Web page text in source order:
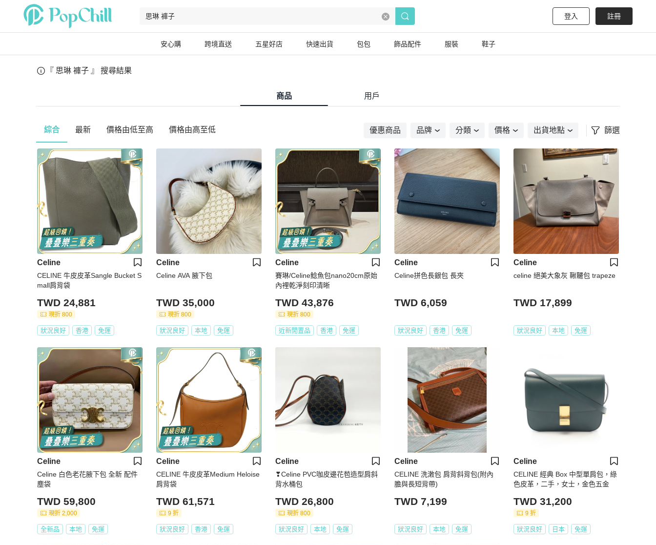
登入 註冊
安心購 跨境直送 五星好店 快速出貨 包包 飾品配件 服裝 鞋子
『 思琳 褲子 』 搜尋結果
商品 用戶
綜合 最新 價格由低至高 價格由高至低 優惠商品 品牌 分類 價格 出貨地點 篩選
Celine
CELINE 牛皮皮革Sangle Bucket S
mall肩背袋
TWD 24,881
現折 800
狀況良好 香港 免運
Celine
Celine AVA 腋下包
TWD 35,000
現折 800
狀況良好 本地 免運
Celine
賽琳/Celine鯰魚包nano20cm原始
內裡乾淨刻印清晰
TWD 43,876
現折 800
近新閒置品 香港 免運
Celine
Celine拼色長銀包 長夾
TWD 6,059
狀況良好 香港 免運
Celine
celine 絕美大象灰 鞦韆包 trapeze
TWD 17,899
狀況良好 本地 免運
Celine
Celine 白色老花腋下包 全新 配件
塵袋
TWD 59,800
現折 2,000
全新品 本地 免運
Celine
CELINE 牛皮皮革Medium Heloise
肩背袋
TWD 61,571
9 折
狀況良好 香港 免運
Celine
❣Celine PVC咖皮邊花苞造型肩斜
背水桶包
TWD 26,800
現折 800
狀況良好 本地 免運
Celine
CELINE 洗潄包 肩背斜背包(附內
膽與長短背帶)
TWD 7,199
狀況良好 本地 免運
Celine
CELINE 經典 Box 中型單肩包，綠
色皮革，二手，女士，金色五金
TWD 31,200
9 折
狀況良好 日本 免運